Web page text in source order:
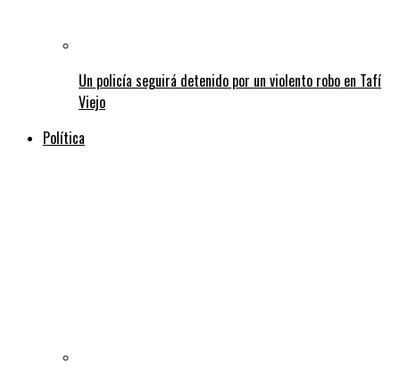
Un policía seguirá detenido por un violento robo en Tafí
Viejo
Política